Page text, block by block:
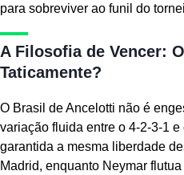
para sobreviver ao funil do
A Filosofia de Vencer:
Taticamente?
O Brasil de Ancelotti não é
variação fluida entre o 4-2-3-1
garantida a mesma liberdade
Madrid, enquanto Neymar